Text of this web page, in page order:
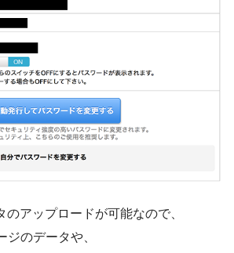
のアップロードが可能なので、
ジのデータや、